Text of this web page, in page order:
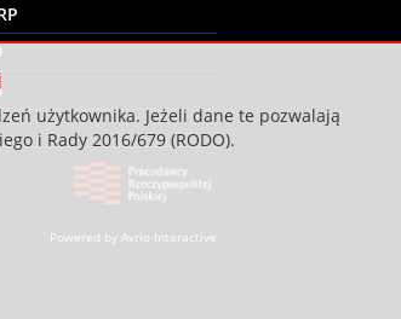
Powered by Avrio Interactive
użytkownika. Jeżeli dane te pozwalają
i Rady 2016/679 (RODO).